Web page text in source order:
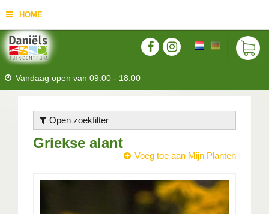
HOME
Vandaag open van 09:00 - 18:00
Open zoekfilter
Griekse alant
Voeg toe aan Mijn Planten